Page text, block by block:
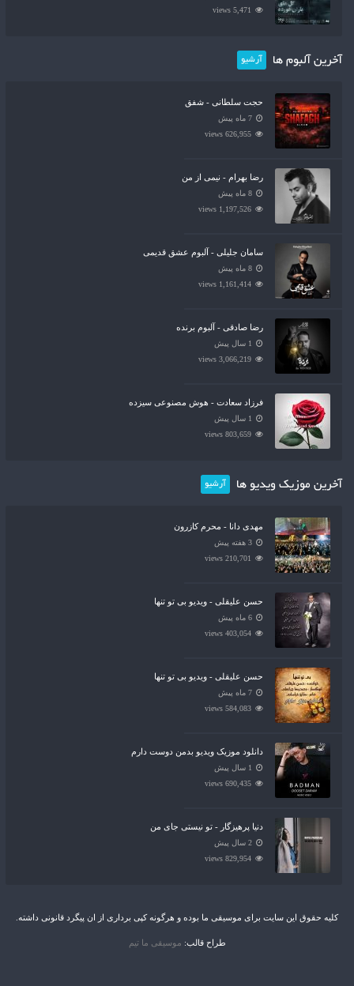
5,471 views
آخرین آلبوم ها آرشیو
حجت سلطانی - شفق
7 ماه پیش
626,955 views
رضا بهرام - نیمی از من
8 ماه پیش
1,197,526 views
سامان جلیلی - آلبوم عشق قدیمی
8 ماه پیش
1,161,414 views
رضا صادقی - آلبوم برنده
1 سال پیش
3,066,219 views
فرزاد سعادت - هوش مصنوعی سیزده
1 سال پیش
803,659 views
آخرین موزیک ویدیو ها آرشیو
مهدی دانا - محرم کازرون
3 هفته پیش
210,701 views
حسن علیقلی - ویدیو بی تو تنها
6 ماه پیش
403,054 views
حسن علیقلی - ویدیو بی تو تنها
7 ماه پیش
584,083 views
دانلود موزیک ویدیو بدمن دوست دارم
1 سال پیش
690,435 views
دنیا پرهیزگار - تو نیستی جای من
2 سال پیش
829,954 views
کلیه حقوق این سایت برای موسیقی ما بوده و هرگونه کپی برداری از ان پیگرد قانونی داشته.
طراح قالب: موسیقی ما تیم